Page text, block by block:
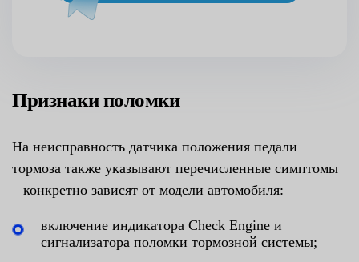
Признаки поломки
На неисправность датчика положения педали
тормоза также указывают перечисленные симптомы
– конкретно зависят от модели автомобиля:
включение индикатора Check Engine и
сигнализатора поломки тормозной системы;